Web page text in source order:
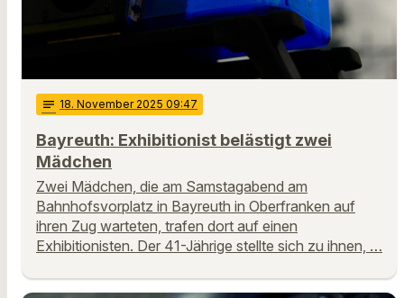
notes 18. November 2025 09:47
Bayreuth: Exhibitionist belästigt zwei
Mädchen
Zwei Mädchen, die am Samstagabend am
Bahnhofsvorplatz in Bayreuth in Oberfranken auf
ihren Zug warteten, trafen dort auf einen
Exhibitionisten. Der 41-Jährige stellte sich zu ihnen, …